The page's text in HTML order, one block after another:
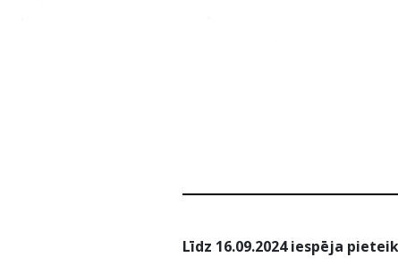
Līdz 16.09.2024 iespēja